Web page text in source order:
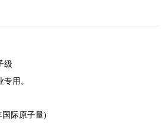
级
专用。
国际原子量)